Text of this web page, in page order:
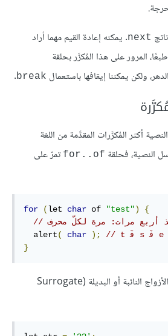
next. يمكنه إعادة القيم مهما أراد
المرور على هذا المُكرَّر بحلقة
ولكن يمكننا إيقافها باستعمال break
.
أكثر المُكرَّرات المقدَّمة من اللغة
النصية، فحلقة for..of تمرّ على
for (let char of "test")
{
أربع مرات: مرة لكلّ محرف
  alert
( char );
}
كما وتعمل -كما يجب!- مع الأزواج النائبة أو البديلة (Surrogate